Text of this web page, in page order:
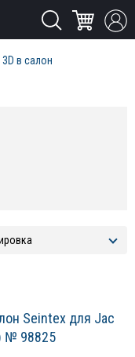
в салон
Seintex для Jac
№ 98825